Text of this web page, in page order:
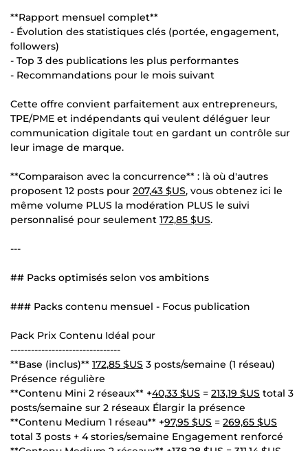
**Rapport mensuel complet**
- Évolution des statistiques clés (portée, engagement,
followers)
- Top 3 des publications les plus performantes
- Recommandations pour le mois suivant
Cette offre convient parfaitement aux entrepreneurs,
TPE/PME et indépendants qui veulent déléguer leur
communication digitale tout en gardant un contrôle sur
leur image de marque.
**Comparaison avec la concurrence** : là où d'autres
proposent 12 posts pour 207,43 $US, vous obtenez ici le
même volume PLUS la modération PLUS le suivi
personnalisé pour seulement 172,85 $US.
---
## Packs optimisés selon vos ambitions
### Packs contenu mensuel - Focus publication
Pack Prix Contenu Idéal pour
--------------------------------
**Base (inclus)** 172,85 $US 3 posts/semaine (1 réseau)
Présence régulière
**Contenu Mini 2 réseaux** +40,33 $US = 213,19 $US total 3
posts/semaine sur 2 réseaux Élargir la présence
**Contenu Medium 1 réseau** +97,95 $US = 269,65 $US
total 3 posts + 4 stories/semaine Engagement renforcé